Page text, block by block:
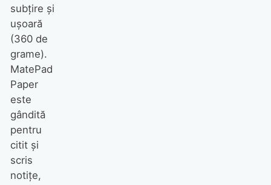
subţire şi
uşoară
(360 de
grame).
MatePad
Paper
este
gândită
pentru
citit şi
scris
notiţe,